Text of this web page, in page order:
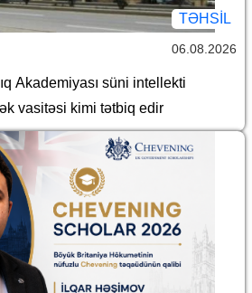
TƏHSIL
06.08.2026
Akademiyası süni intellekti
vasitəsi kimi tətbiq edir